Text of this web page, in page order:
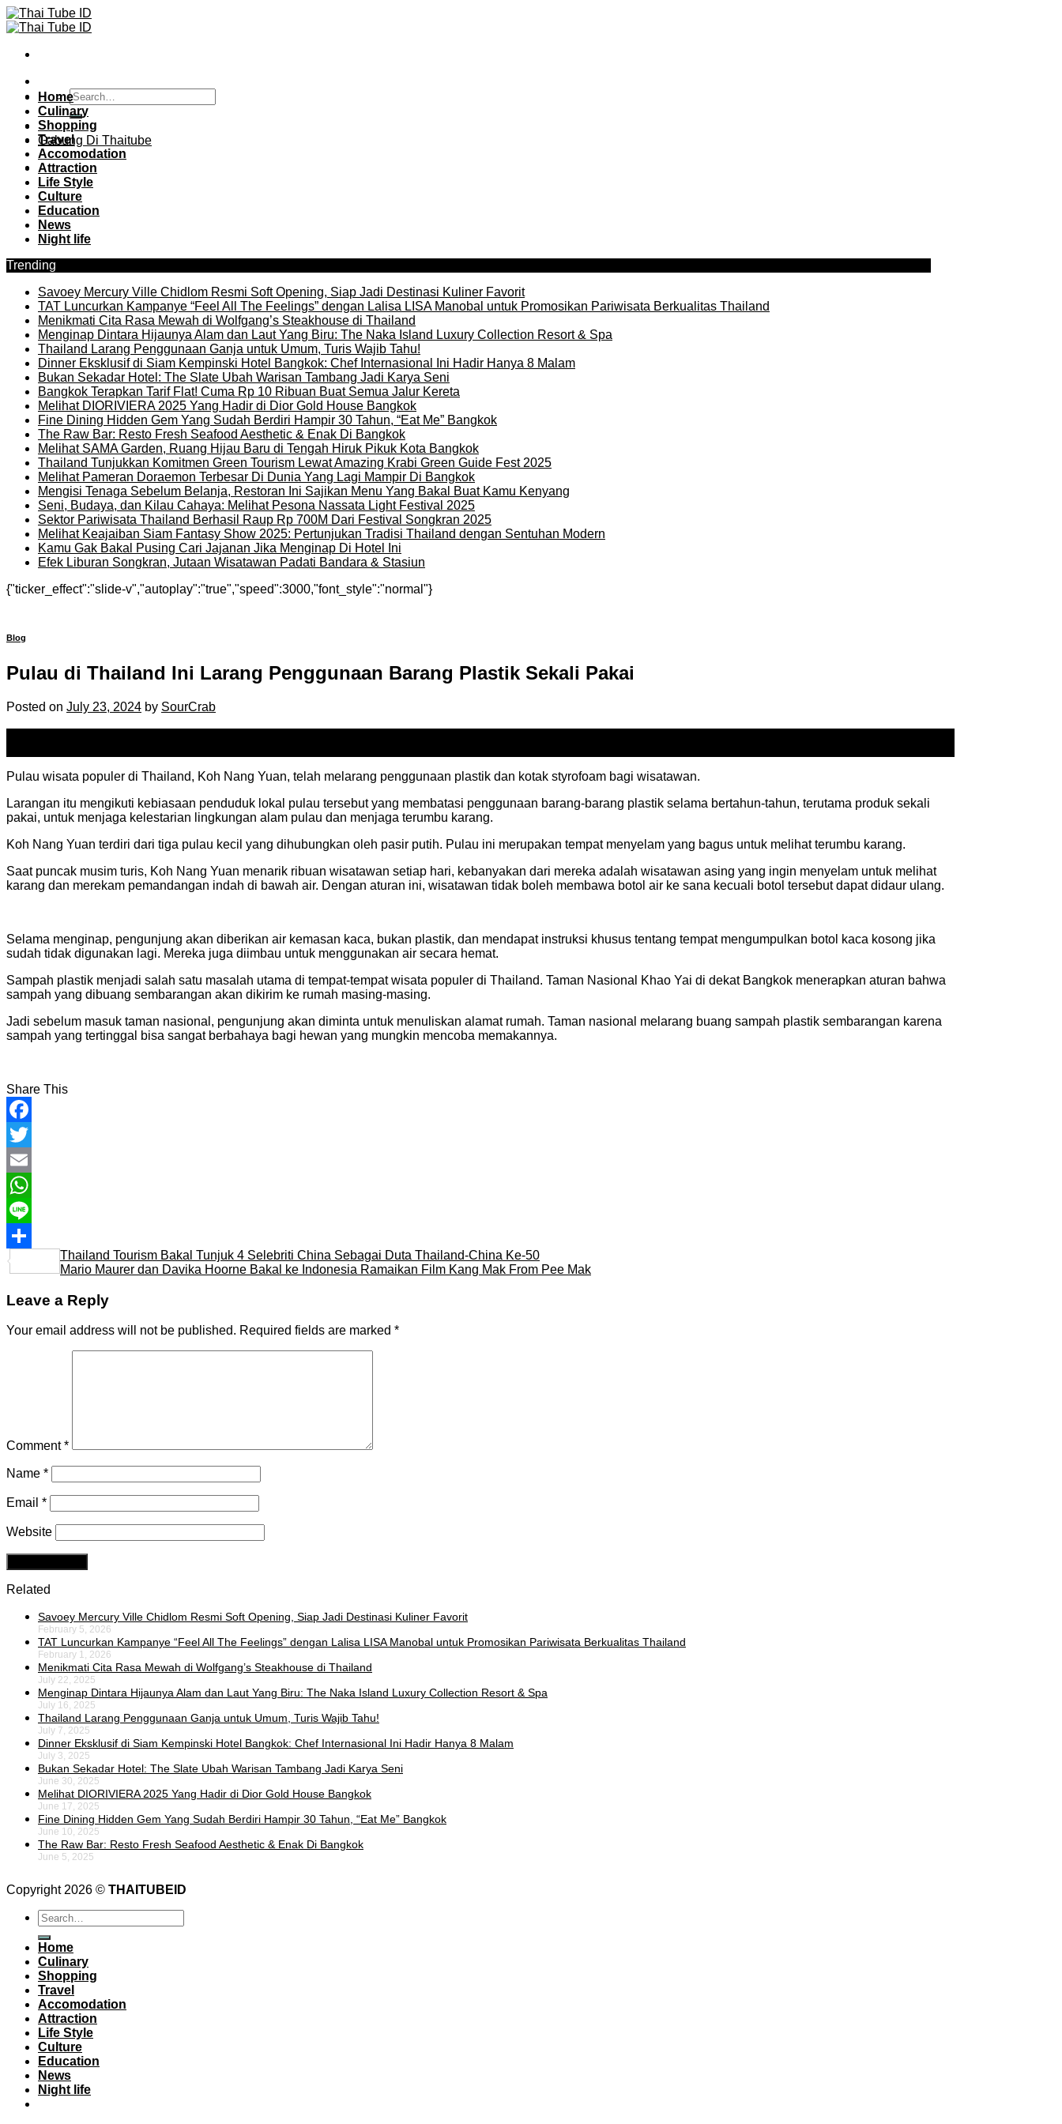
Skip
to
Gabung Di Thaitube
Home
Culinary
Shopping
Travel
Accomodation
Attraction
Life Style
Culture
Education
News
Night life
Trending
Savoey Mercury Ville Chidlom Resmi Soft Opening, Siap Jadi Destinasi Kuliner Favorit
TAT Luncurkan Kampanye “Feel All The Feelings” dengan Lalisa LISA Manobal untuk Promosikan Pariwisata Berkualitas Thailand
Menikmati Cita Rasa Mewah di Wolfgang’s Steakhouse di Thailand
Menginap Dintara Hijaunya Alam dan Laut Yang Biru: The Naka Island Luxury Collection Resort & Spa
Thailand Larang Penggunaan Ganja untuk Umum, Turis Wajib Tahu!
Dinner Eksklusif di Siam Kempinski Hotel Bangkok: Chef Internasional Ini Hadir Hanya 8 Malam
Bukan Sekadar Hotel: The Slate Ubah Warisan Tambang Jadi Karya Seni
Bangkok Terapkan Tarif Flat! Cuma Rp 10 Ribuan Buat Semua Jalur Kereta
Melihat DIORIVIERA 2025 Yang Hadir di Dior Gold House Bangkok
Fine Dining Hidden Gem Yang Sudah Berdiri Hampir 30 Tahun, “Eat Me” Bangkok
The Raw Bar: Resto Fresh Seafood Aesthetic & Enak Di Bangkok
Melihat SAMA Garden, Ruang Hijau Baru di Tengah Hiruk Pikuk Kota Bangkok
Thailand Tunjukkan Komitmen Green Tourism Lewat Amazing Krabi Green Guide Fest 2025
Melihat Pameran Doraemon Terbesar Di Dunia Yang Lagi Mampir Di Bangkok
Mengisi Tenaga Sebelum Belanja, Restoran Ini Sajikan Menu Yang Bakal Buat Kamu Kenyang
Seni, Budaya, dan Kilau Cahaya: Melihat Pesona Nassata Light Festival 2025
Sektor Pariwisata Thailand Berhasil Raup Rp 700M Dari Festival Songkran 2025
Melihat Keajaiban Siam Fantasy Show 2025: Pertunjukan Tradisi Thailand dengan Sentuhan Modern
Kamu Gak Bakal Pusing Cari Jajanan Jika Menginap Di Hotel Ini
Efek Liburan Songkran, Jutaan Wisatawan Padati Bandara & Stasiun
{"ticker_effect":"slide-v","autoplay":"true","speed":3000,"font_style":"normal"}
Blog
Pulau di Thailand Ini Larang Penggunaan Barang Plastik Sekali Pakai
Posted on July 23, 2024 by SourCrab
Pulau wisata populer di Thailand, Koh Nang Yuan, telah melarang penggunaan plastik dan kotak styrofoam bagi wisatawan.
Larangan itu mengikuti kebiasaan penduduk lokal pulau tersebut yang membatasi penggunaan barang-barang plastik selama bertahun-tahun, terutama produk sekali
pakai, untuk menjaga kelestarian lingkungan alam pulau dan menjaga terumbu karang.
Koh Nang Yuan terdiri dari tiga pulau kecil yang dihubungkan oleh pasir putih. Pulau ini merupakan tempat menyelam yang bagus untuk melihat terumbu karang.
Saat puncak musim turis, Koh Nang Yuan menarik ribuan wisatawan setiap hari, kebanyakan dari mereka adalah wisatawan asing yang ingin menyelam untuk melihat
karang dan merekam pemandangan indah di bawah air. Dengan aturan ini, wisatawan tidak boleh membawa botol air ke sana kecuali botol tersebut dapat didaur ulang.
Selama menginap, pengunjung akan diberikan air kemasan kaca, bukan plastik, dan mendapat instruksi khusus tentang tempat mengumpulkan botol kaca kosong jika
sudah tidak digunakan lagi. Mereka juga diimbau untuk menggunakan air secara hemat.
Sampah plastik menjadi salah satu masalah utama di tempat-tempat wisata populer di Thailand. Taman Nasional Khao Yai di dekat Bangkok menerapkan aturan bahwa
sampah yang dibuang sembarangan akan dikirim ke rumah masing-masing.
Jadi sebelum masuk taman nasional, pengunjung akan diminta untuk menuliskan alamat rumah. Taman nasional melarang buang sampah plastik sembarangan karena
sampah yang tertinggal bisa sangat berbahaya bagi hewan yang mungkin mencoba memakannya.
Share This
Facebook
Twitter
Email
WhatsApp
Line
Share
Thailand Tourism Bakal Tunjuk 4 Selebriti China Sebagai Duta Thailand-China Ke-50
Mario Maurer dan Davika Hoorne Bakal ke Indonesia Ramaikan Film Kang Mak From Pee Mak
Leave a Reply
Your email address will not be published. Required fields are marked *
Comment*
Name *
Email *
Website
Related
Savoey Mercury Ville Chidlom Resmi Soft Opening, Siap Jadi Destinasi Kuliner Favorit
February 5, 2026
TAT Luncurkan Kampanye “Feel All The Feelings” dengan Lalisa LISA Manobal untuk Promosikan Pariwisata Berkualitas Thailand
February 1, 2026
Menikmati Cita Rasa Mewah di Wolfgang’s Steakhouse di Thailand
July 22, 2025
Menginap Dintara Hijaunya Alam dan Laut Yang Biru: The Naka Island Luxury Collection Resort & Spa
July 16, 2025
Thailand Larang Penggunaan Ganja untuk Umum, Turis Wajib Tahu!
July 7, 2025
Dinner Eksklusif di Siam Kempinski Hotel Bangkok: Chef Internasional Ini Hadir Hanya 8 Malam
July 3, 2025
Bukan Sekadar Hotel: The Slate Ubah Warisan Tambang Jadi Karya Seni
June 30, 2025
Melihat DIORIVIERA 2025 Yang Hadir di Dior Gold House Bangkok
June 17, 2025
Fine Dining Hidden Gem Yang Sudah Berdiri Hampir 30 Tahun, “Eat Me” Bangkok
June 10, 2025
The Raw Bar: Resto Fresh Seafood Aesthetic & Enak Di Bangkok
June 5, 2025
Copyright 2026 © THAITUBEID
Home
Culinary
Shopping
Travel
Accomodation
Attraction
Life Style
Culture
Education
News
Night life